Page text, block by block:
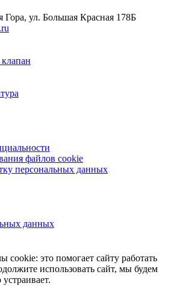
Гора, ул. Большая Красная 178Б
файлов cookie
персональных данных
данных
это помогает сайту работать
использовать сайт, мы будем